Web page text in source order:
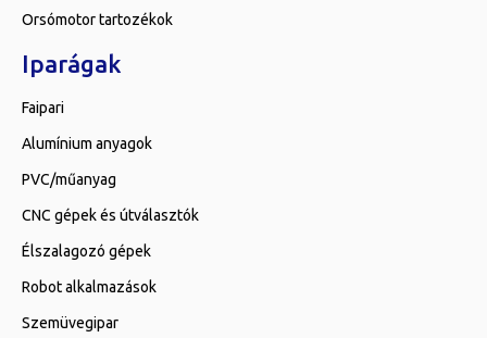
Orsómotor tartozékok
Iparágak
Faipari
Alumínium anyagok
PVC/műanyag
CNC gépek és útválasztók
Élszalagozó gépek
Robot alkalmazások
Szemüvegipar